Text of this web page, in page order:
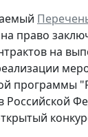
право
на
программы
Российской